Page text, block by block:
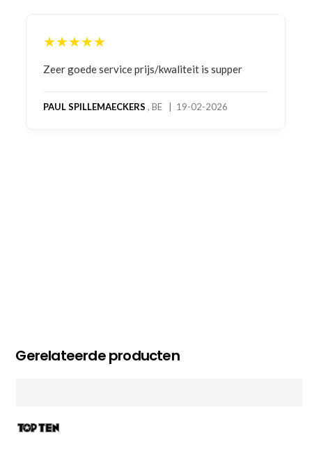
★★★★★
Bestelling gedaan vanwege goede prijzen en
bestelling al ontvangen met gifts, waardoor je
Gerelateerde producten